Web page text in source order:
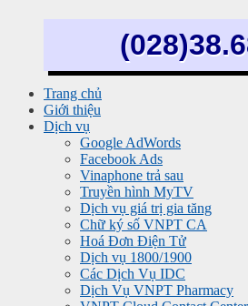
Trang chủ
Giới thiệu
Dịch vụ
Google AdWords
Facebook Ads
Vinaphone trả sau
Truyền hình MyTV
Dịch vụ giá trị gia tăng
Chữ ký số VNPT CA
Hoá Đơn Điện Tử
Dịch vụ 1800/1900
Các Dịch Vụ IDC
Dịch Vụ VNPT Pharmacy